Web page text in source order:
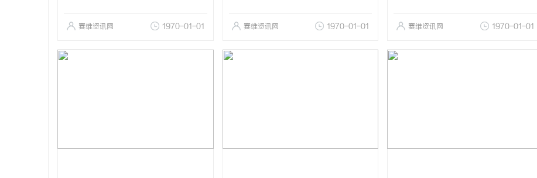
赛维资讯网 1970-01-01 赛维资讯网 1970-01-01 赛维资讯网 1970-01-01